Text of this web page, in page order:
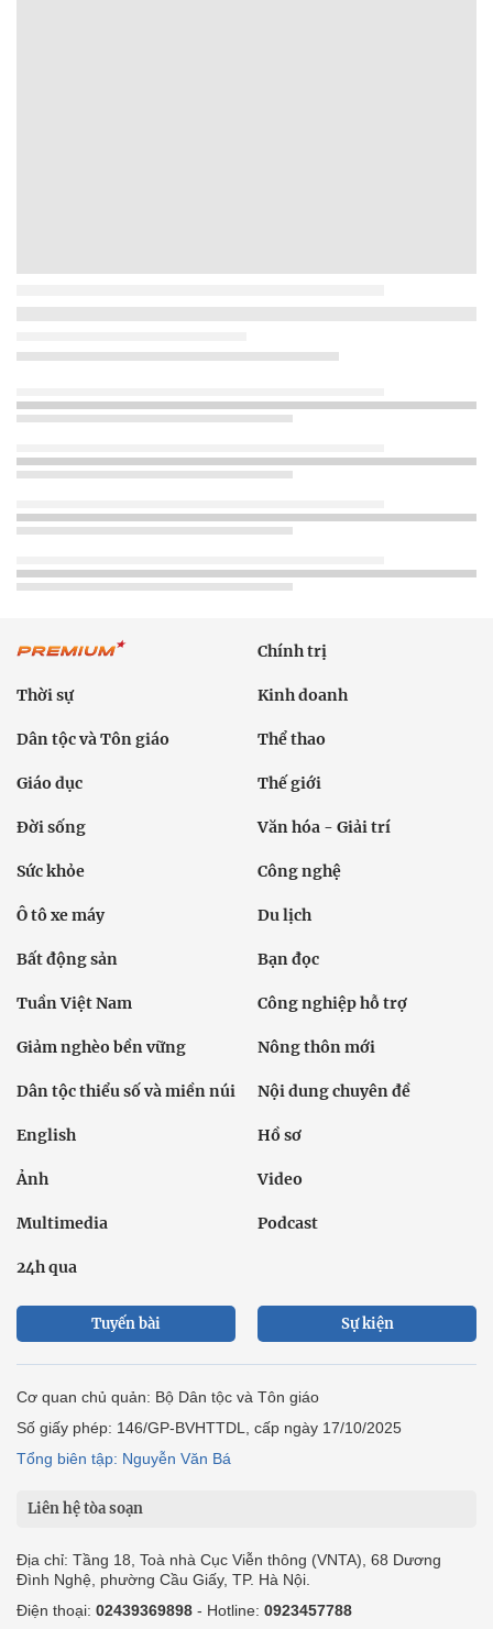
Chính trị
Thời sự Kinh doanh
Dân tộc và Tôn giáo Thể thao
Giáo dục Thế giới
Đời sống Văn hóa - Giải trí
Sức khỏe Công nghệ
Ô tô xe máy Du lịch
Bất động sản Bạn đọc
Tuần Việt Nam Công nghiệp hỗ trợ
Giảm nghèo bền vững Nông thôn mới
Dân tộc thiểu số và miền núi Nội dung chuyên đề
English Hồ sơ
Ảnh Video
Multimedia Podcast
24h qua
Tuyến bài Sự kiện
Cơ quan chủ quản: Bộ Dân tộc và Tôn giáo
Số giấy phép: 146/GP-BVHTTDL, cấp ngày 17/10/2025
Tổng biên tập: Nguyễn Văn Bá
Liên hệ tòa soạn
Địa chỉ: Tầng 18, Toà nhà Cục Viễn thông (VNTA), 68 Dương
Đình Nghệ, phường Cầu Giấy, TP. Hà Nội.
Điện thoại: 02439369898 - Hotline: 0923457788